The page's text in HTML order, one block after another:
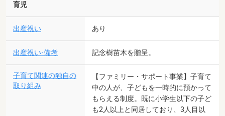
育児
出産祝い あり
出産祝い-備考 記念樹苗木を贈呈。
子育て関連の独自の
取り組み
【ファミリー・サポート事業】子育て
中の人が、子どもを一時的に預かって
もらえる制度。既に小学生以下の子ど
も2人以上と同居しており、3人目以